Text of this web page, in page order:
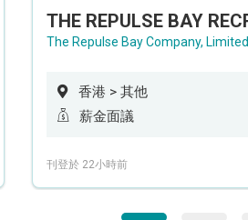
The Repulse Bay Company, Limited
香港 > 其他
薪金面議
刊登於 22小時前